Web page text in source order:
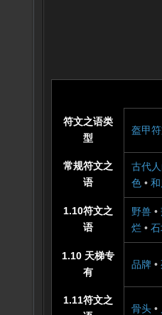
符文之语类
型
盔甲
常规符文之
语
古代
色 •
1.10符文之
语
野兽 •
烂 •
1.10 天梯专
有
品牌 •
1.11符文之
骨头 •